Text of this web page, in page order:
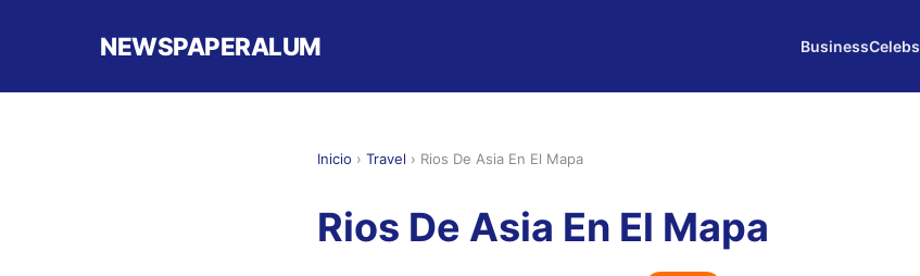
NEWSPAPERALUM BusinessCelebs
Inicio › Travel › Rios De Asia En El Mapa
Rios De Asia En El Mapa